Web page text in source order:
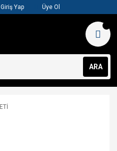
Giriş Yap Üye Ol
ARA